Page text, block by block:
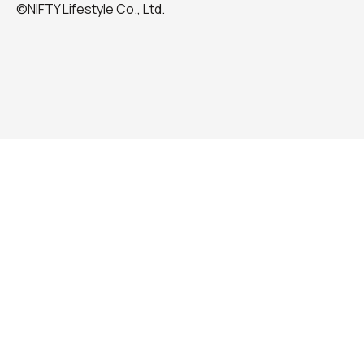
©NIFTY Lifestyle Co., Ltd.